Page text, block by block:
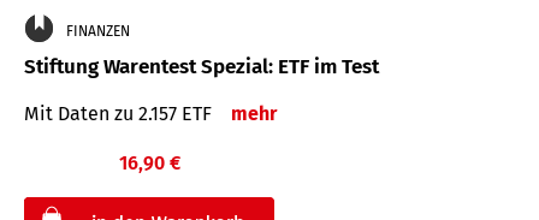
FINANZEN
Stiftung Warentest Spezial: ETF im Test
Mit Daten zu 2.157 ETF mehr
16,90 €